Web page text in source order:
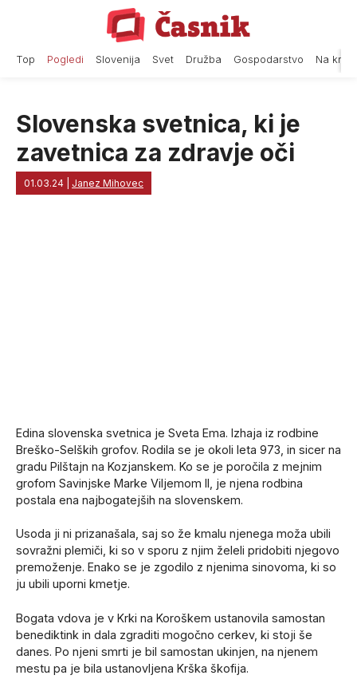
Top Pogledi Slovenija Svet Družba Gospodarstvo Na
Slovenska svetnica, ki je
zavetnica za zdravje oči
01.03.24 Janez Mihovec
Edina slovenska svetnica je Sveta Ema. Izhaja iz rodbine
Breško-Selških grofov. Rodila se je okoli leta 973, in sicer na
gradu Pilštajn na Kozjanskem. Ko se je poročila z mejnim
grofom Savinjske Marke Viljemom II, je njena rodbina
postala ena najbogatejših na slovenskem.
Usoda ji ni prizanašala, saj so že kmalu njenega moža ubili
sovražni plemiči, ki so v sporu z njim želeli pridobiti njegovo
premoženje. Enako se je zgodilo z njenima sinovoma, ki so
ju ubili uporni kmetje.
Bogata vdova je v Krki na Koroškem ustanovila samostan
benediktink in dala zgraditi mogočno cerkev, ki stoji še
danes. Po njeni smrti je bil samostan ukinjen, na njenem
mestu pa je bila ustanovljena Krška škofija.